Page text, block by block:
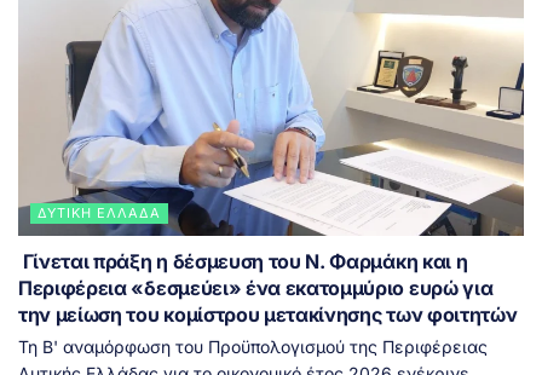
ΔΥΤΙΚΉ ΕΛΛΆΔΑ
Γίνεται πράξη η δέσμευση του Ν. Φαρμάκη και η
Περιφέρεια «δεσμεύει» ένα εκατομμύριο ευρώ για
την μείωση του κομίστρου μετακίνησης των φοιτητών
Τη Β' αναμόρφωση του Προϋπολογισμού της Περιφέρειας